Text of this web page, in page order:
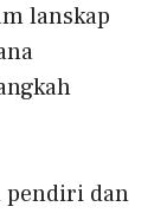
lanskap
pendiri dan